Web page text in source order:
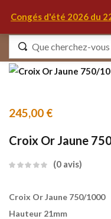
Congés d'été 2026 du
245,00 €
Croix Or Jaune
0 avis
Croix Or Jaune 750/1000
Hauteur 21mm
Se souvenir